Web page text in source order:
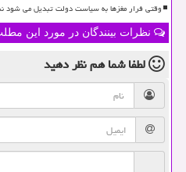
وقتی فرار مغزها به سیاست دولت تبدیل می شود
نظرات بینندگان در مورد این
لطفا شما همنظر دهید